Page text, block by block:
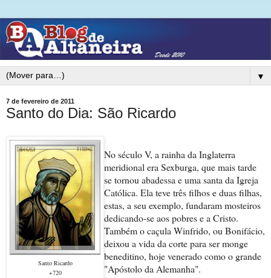
▼
7 de fevereiro de 2011
Santo do Dia: São Ricardo
Santo Ricardo
+720
No século V, a rainha da Inglaterra
meridional era Sexburga, que mais tarde
se tornou abadessa e uma santa da Igreja
Católica. Ela teve três filhos e duas filhas,
estas, a seu exemplo, fundaram mosteiros
dedicando-se aos pobres e a Cristo.
Também o caçula Winfrido, ou Bonifácio,
deixou a vida da corte para ser monge
beneditino, hoje venerado como o grande
"Apóstolo da Alemanha".